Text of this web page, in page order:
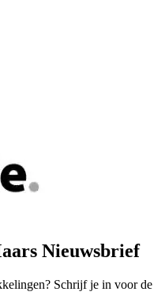
Nieuwsbrief
Schrijf je in voor de